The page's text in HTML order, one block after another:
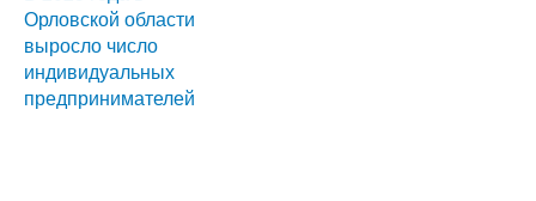
Орловской области
выросло число
индивидуальных
предпринимателей